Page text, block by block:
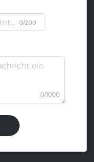
0/200
0/1000